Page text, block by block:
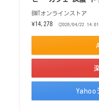
BMTオンラインストア
¥14,278
（2026/04/22
Yahoo